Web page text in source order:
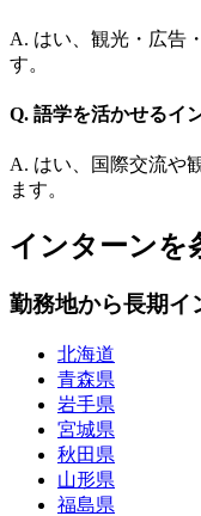
A. はい、観光・広告
す。
Q. 語学を活かせるイ
A. はい、国際交流や
ます。
インターンを
勤務地から長期イ
北海道
青森県
岩手県
宮城県
秋田県
山形県
福島県